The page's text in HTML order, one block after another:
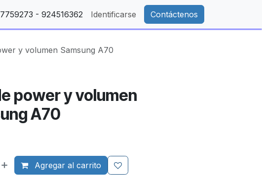
- 924516362 Identificarse Contáctenos
y volumen Samsung A70
power y volumen
A70
Agregar al carrito